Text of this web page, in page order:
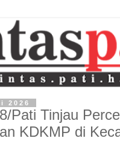
2026
Pati Tinjau
KDKMP di